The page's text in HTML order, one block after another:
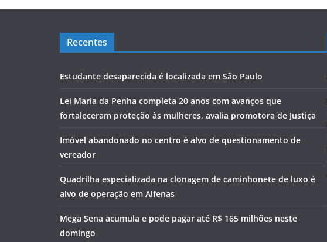
Recentes
Estudante desaparecida é localizada em São Paulo
Lei Maria da Penha completa 20 anos com avanços que
fortaleceram proteção às mulheres, avalia promotora de Justiça
Imóvel abandonado no centro é alvo de questionamento de
vereador
Quadrilha especializada na clonagem de caminhonete de luxo é
alvo de operação em Alfenas
Mega Sena acumula e pode pagar até R$ 165 milhões neste
domingo